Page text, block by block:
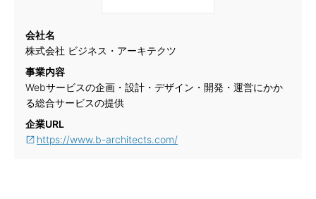
会社名
株式会社 ビジネス・アーキテクツ
事業内容
Webサービスの企画・設計・デザイン・開発・運営にかか
る総合サービスの提供
企業URL
https://www.b-architects.com/